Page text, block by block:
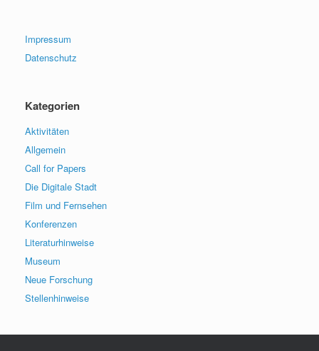
Impressum
Datenschutz
Kategorien
Aktivitäten
Allgemein
Call for Papers
Die Digitale Stadt
Film und Fernsehen
Konferenzen
Literaturhinweise
Museum
Neue Forschung
Stellenhinweise